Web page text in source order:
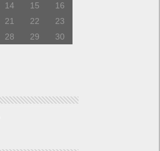
14 15
16
21 22
23
28 29
30